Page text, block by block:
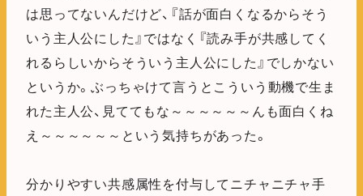
は思ってないんだけど、『話が面白くなるからそう
いう主人公にした』ではなく『読み手が共感してく
れるらしいからそういう主人公にした』でしかない
というか。ぶっちゃけて言うとこういう動機で生ま
れた主人公、見ててもな～～～～～～んも面白くね
え～～～～～～という気持ちがあった。
分かりやすい共感属性を付与してニチャニチャ手